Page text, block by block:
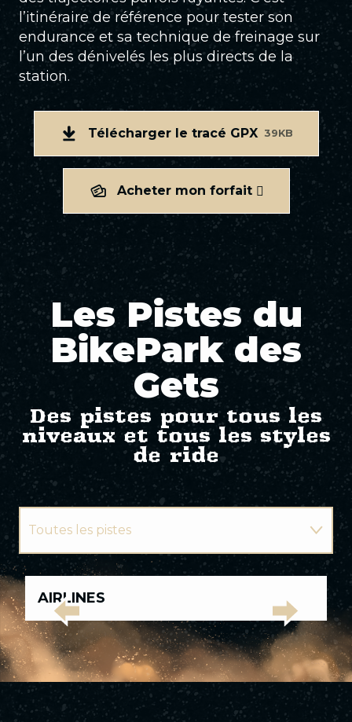
l’itinéraire de référence pour tester son
endurance et sa technique de freinage sur
l’un des dénivelés les plus directs de la
station.
Télécharger le tracé GPX 39KB
Acheter mon forfait
Les Pistes du
BikePark des
Gets
Des pistes pour tous les
niveaux et tous les styles
de ride
Toutes les pistes
Pistes vertes
Pistes bleues
Pistes rouges
Pistes noires
Toutes
les
pistes
AIRLINES
Pistes
vertes
Pistes
bleues
Pistes
rouges
Pistes
noires
Pistes
Élites